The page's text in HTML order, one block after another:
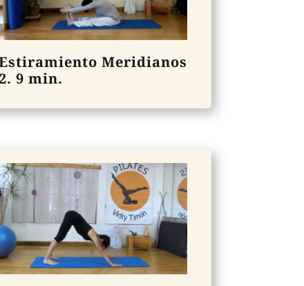
Meridianos
9 min.